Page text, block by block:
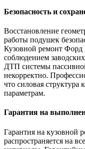
Безопасность и
Восстановление
работы подушек
Кузовной ремонт Форд
соблюдением
ДТП системы
некорректно.
что силовая структура
параметрам.
Гарантия на
Гарантия на кузовной
распространяется на